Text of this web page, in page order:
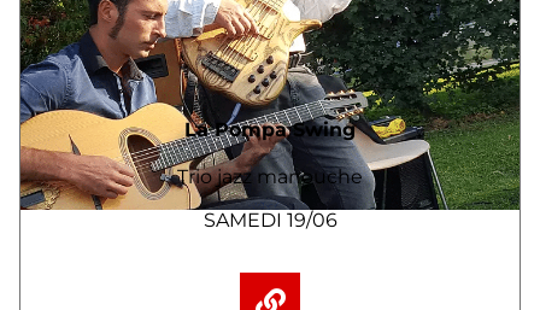
La Pompa Swing
Trio jazz manouche
SAMEDI 19/06